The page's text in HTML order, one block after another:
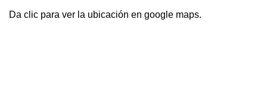
Da clic para ver la ubicación en google maps.